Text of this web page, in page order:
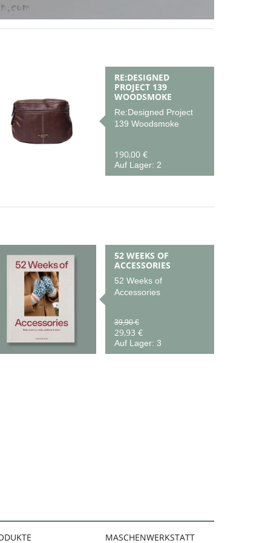
RE:DESIGNED
PROJECT 139
WOODSMOKE
Re:Designed Project
139 Woodsmoke
190,00 €
Auf Lager: 2
52 WEEKS OF
ACCESSORIES
52 Weeks of
Accessories
39,90 €
29,93 €
Auf Lager: 3
MASCHENWERKSTATT